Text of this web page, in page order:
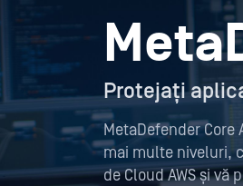
Protejați
MetaDefender
mai multe niveluri,
de Cloud AWS și